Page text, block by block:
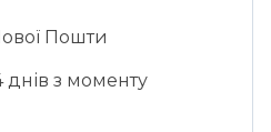
Пошти
з моменту